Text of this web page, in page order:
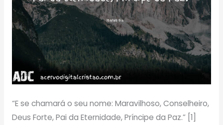
“E se chamará o seu nome: Maravilhoso, Conselheiro,
Deus Forte, Pai da Eternidade, Príncipe da Paz.” [1]